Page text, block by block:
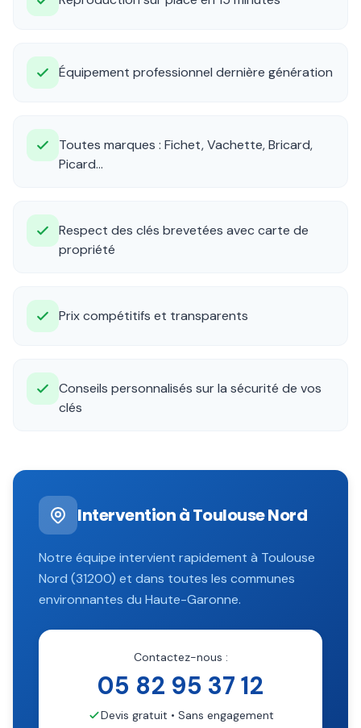
Équipement professionnel dernière génération
Toutes marques : Fichet, Vachette, Bricard,
Picard...
Respect des clés brevetées avec carte de
propriété
Prix compétitifs et transparents
Conseils personnalisés sur la sécurité de vos
clés
Intervention àToulouse Nord
Notre équipe intervient rapidement à Toulouse
Nord (31200) et dans toutes les communes
environnantes du Haute-Garonne.
Contactez-nous :
05 82 95 37 12
Devis gratuit • Sans engagement